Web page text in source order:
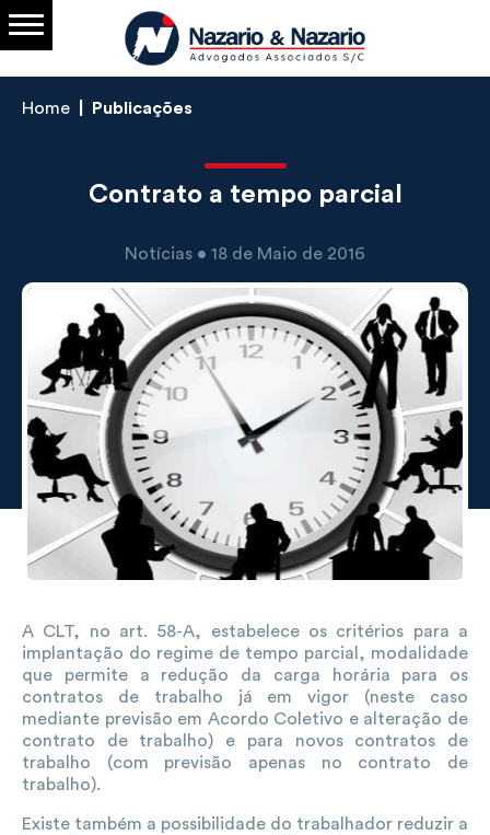
Home Publicações
Contrato a tempo parcial
Notícias • 18 de Maio de 2016
A CLT, no art. 58-A, estabelece os critérios para a
implantação do regime de tempo parcial, modalidade
que permite a redução da carga horária para os
contratos de trabalho já em vigor (neste caso
mediante previsão em Acordo Coletivo e alteração de
contrato de trabalho) e para novos contratos de
trabalho (com previsão apenas no contrato de
trabalho).
Existe também a possibilidade do trabalhador reduzir a